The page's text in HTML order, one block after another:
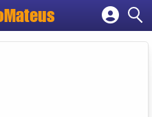
empresa